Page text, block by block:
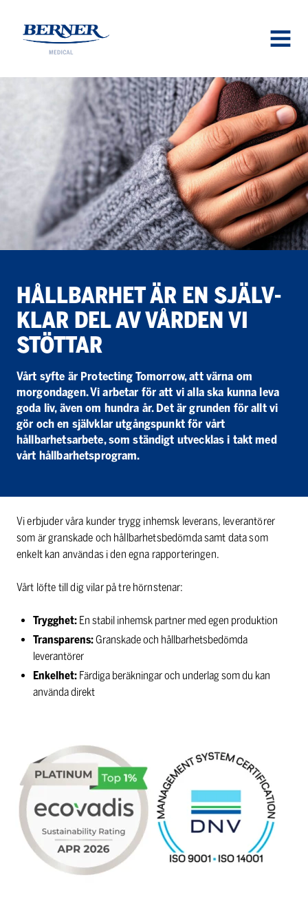
HÅLL­BAR­HET ÄR EN SJÄLV­
KLAR DEL AV VÅR­DEN VI
STÖT­TAR
Vårt syfte är Protecting Tomorrow, att värna om
morgondagen. Vi arbetar för att vi alla ska kunna leva
goda liv, även om hundra år. Det är grunden för allt vi
gör och en självklar utgångspunkt för vårt
hållbarhetsarbete, som ständigt utvecklas i takt med
vårt hållbarhetsprogram.
Vi erbjuder våra kunder trygg inhemsk leverans, leverantörer
som är granskade och hållbarhetsbedömda samt data som
enkelt kan användas i den egna rapporteringen.
Vårt löfte till dig vilar på tre hörnstenar:
Trygghet: En stabil inhemsk partner med egen produktion
Transparens:Granskade och hållbarhetsbedömda
leverantörer
Enkelhet: Färdiga beräkningar och underlag som du kan
använda direkt